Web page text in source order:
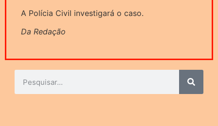
A Polícia Civil investigará o caso.
Da Redação